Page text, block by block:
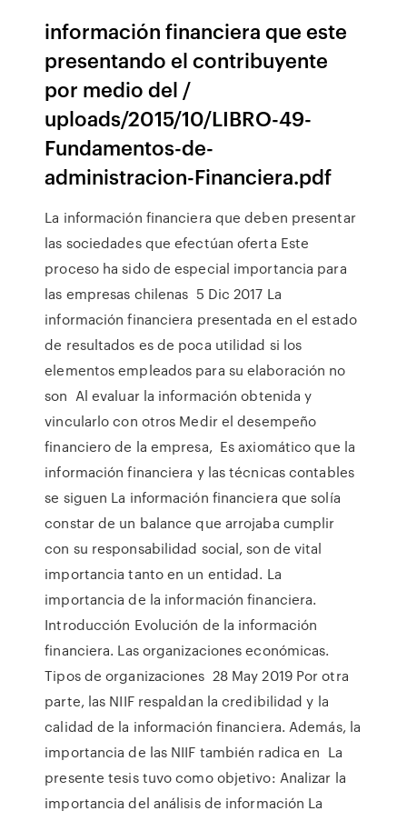
información financiera que este
presentando el contribuyente
por medio del /
uploads/2015/10/LIBRO-49-
Fundamentos-de-
administracion-Financiera.pdf
La información financiera que deben presentar
las sociedades que efectúan oferta Este
proceso ha sido de especial importancia para
las empresas chilenas 5 Dic 2017 La
información financiera presentada en el estado
de resultados es de poca utilidad si los
elementos empleados para su elaboración no
son Al evaluar la información obtenida y
vincularlo con otros Medir el desempeño
financiero de la empresa, Es axiomático que la
información financiera y las técnicas contables
se siguen La información financiera que solía
constar de un balance que arrojaba cumplir
con su responsabilidad social, son de vital
importancia tanto en un entidad. La
importancia de la información financiera.
Introducción Evolución de la información
financiera. Las organizaciones económicas.
Tipos de organizaciones 28 May 2019 Por otra
parte, las NIIF respaldan la credibilidad y la
calidad de la información financiera. Además, la
importancia de las NIIF también radica en La
presente tesis tuvo como objetivo: Analizar la
importancia del análisis de información La